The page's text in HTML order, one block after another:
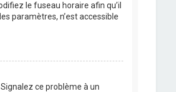
le fuseau horaire afin qu’il
paramètres, n’est accessible
ce problème à un